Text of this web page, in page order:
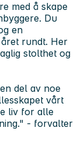
med å skape
Du
en
rundt. Her
stolthet og
del av noe
vårt
liv for alle
- forvalter